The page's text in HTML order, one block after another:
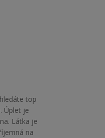
top
Úplet je
Látka je
na